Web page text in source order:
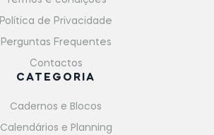
Política de Privacidade
Perguntas Frequentes
Contactos
CATEGORIA
Cadernos e Blocos
Calendários e Planning